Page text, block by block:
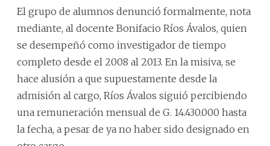
El grupo de alumnos denunció formalmente, nota
mediante, al docente Bonifacio Ríos Ávalos, quien
se desempeñó como investigador de tiempo
completo desde el 2008 al 2013. En la misiva, se
hace alusión a que supuestamente desde la
admisión al cargo, Ríos Ávalos siguió percibiendo
una remuneración mensual de G. 14.430.000 hasta
la fecha, a pesar de ya no haber sido designado en